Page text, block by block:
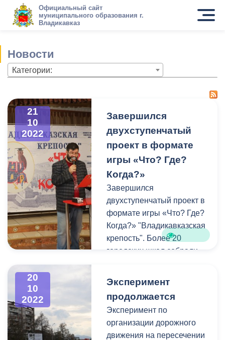
Официальный сайт
муниципального образования г.
Владикавказ
Новости
Категории:
21
10
2022
Завершился
двухступенчатый
проект в формате
игры «Что? Где?
Когда?»
Завершился
двухступенчатый проект в
формате игры «Что? Где?
Когда?» "Владикавказская
крепость". Более 20
городских школ собрали
определить лучших в
знании истории, культуры
и обычаев Владикавказа и
Осетии.
20
10
2022
Эксперимент
продолжается
Эксперимент по
организации дорожного
движения на пересечении